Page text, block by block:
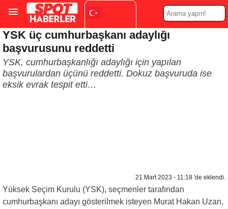
Turkish ▼
YSK üç cumhurbaşkanı adaylığı
başvurusunu reddetti
YSK, cumhurbaşkanlığı adaylığı için yapılan
başvurulardan üçünü reddetti. Dokuz başvuruda ise
eksik evrak tespit etti…
21 Mart 2023 - 11:18 'de eklendi.
Yüksek Seçim Kurulu (YSK), seçmenler tarafından
cumhurbaşkanı adayı gösterilmek isteyen Murat Hakan Uzan,